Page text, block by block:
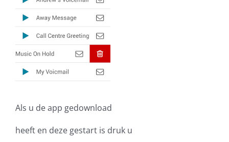
Als u de app gedownload
heeft en deze gestart is druk u